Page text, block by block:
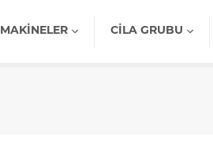
MAKINELER CILA GRUBU